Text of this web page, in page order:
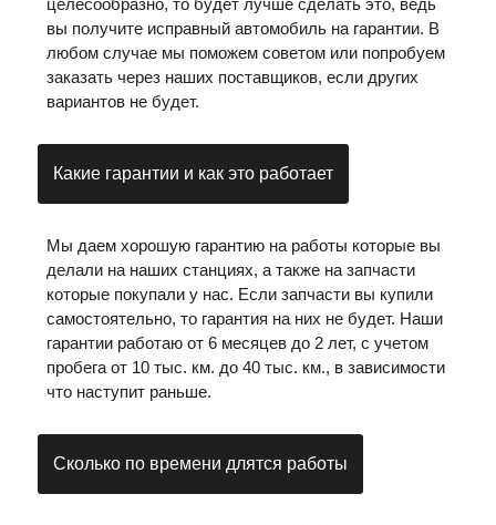
целесообразно, то будет лучше сделать это, ведь
вы получите исправный автомобиль на гарантии. В
любом случае мы поможем советом или попробуем
заказать через наших поставщиков, если других
вариантов не будет.
Какие гарантии и как это работает
Мы даем хорошую гарантию на работы которые вы
делали на наших станциях, а также на запчасти
которые покупали у нас. Если запчасти вы купили
самостоятельно, то гарантия на них не будет. Наши
гарантии работаю от 6 месяцев до 2 лет, с учетом
пробега от 10 тыс. км. до 40 тыс. км., в зависимости
что наступит раньше.
Сколько по времени длятся работы